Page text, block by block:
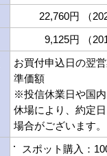
22,760円 （
9,125円 （
お買付申込日の翌
準価額
※投信休業日や国
休場により、約定
場合がございます。
スポット購入：